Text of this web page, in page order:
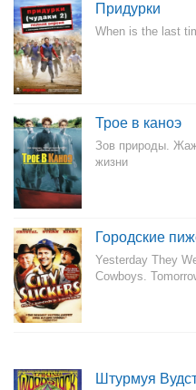
Придурки
When is the last
Трое в каноэ
Зов природы.
жизни
Городские
Yesterday They
Cowboys.
Штурмуя